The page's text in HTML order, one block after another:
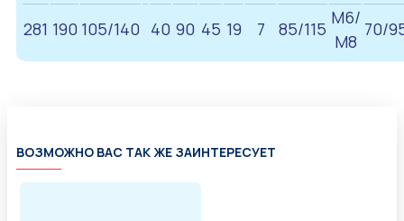
281 190 105/140 40 90 45 19 7 85/115
M6/
М8
70/
ВОЗМОЖНО ВАС ТАК ЖЕ ЗАИНТЕРЕСУЕТ